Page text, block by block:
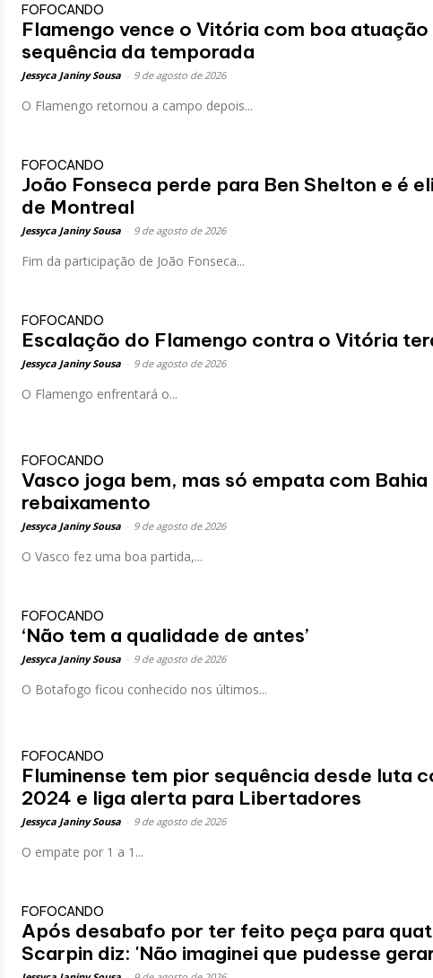
FOFOCANDO
Flamengo vence o Vitória com boa
sequência da temporada
Jessyca Janiny Sousa 9 de agosto de 2026
O Flamengo retornou a campo depois...
FOFOCANDO
João Fonseca perde para Ben Shelton e é
de Montreal
Jessyca Janiny Sousa 9 de agosto de 2026
Fim da participação de João Fonseca...
FOFOCANDO
Escalação do Flamengo contra o Vitória
Jessyca Janiny Sousa 9 de agosto de 2026
O Flamengo enfrentará o...
FOFOCANDO
Vasco joga bem, mas só empata com
rebaixamento
Jessyca Janiny Sousa 9 de agosto de 2026
O Vasco fez uma boa partida,...
FOFOCANDO
‘Não tem a qualidade de antes’
Jessyca Janiny Sousa 9 de agosto de 2026
O Botafogo ficou conhecido nos últimos...
FOFOCANDO
Fluminense tem pior sequência desde luta
2024 e liga alerta para Libertadores
Jessyca Janiny Sousa 9 de agosto de 2026
O empate por 1 a 1...
FOFOCANDO
Após desabafo por ter feito peça para
Scarpin diz: 'Não imaginei que pudesse